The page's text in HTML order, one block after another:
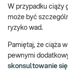
W przypadku ciąży
może być
ryzyko wad.
Pamiętaj, że ciąża
pewnymi
skonsultowanie